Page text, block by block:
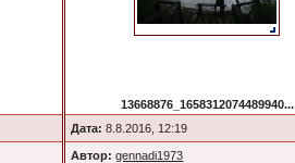
13668876_1658312074489940...
Дата: 8.8.2016, 12:19
Автор: gennadi1973